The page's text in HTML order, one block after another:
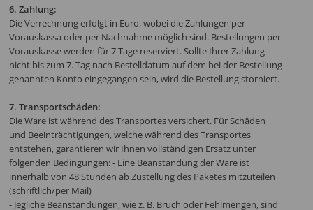
6. Zahlung:
Die Verrechnung erfolgt in Euro, wobei die Zahlungen per
Vorauskassa oder per Nachnahme möglich sind. Bestellungen per
Vorauskasse werden für 7 Tage reserviert. Sollte Ihrer Zahlung
nicht bis zum 7. Tag nach Bestelldatum auf dem bei der Bestellung
genannten Konto eingegangen sein, wird die Bestellung storniert.
7. Transportschäden:
Die Ware ist während des Transportes versichert. Für Schäden
und Beeinträchtigungen, welche während des Transportes
entstehen, garantieren wir Ihnen vollständigen Ersatz unter
folgenden Bedingungen: - Eine Beanstandung der Ware ist
innerhalb von 48 Stunden ab Zustellung des Paketes mitzuteilen
(schriftlich/per Mail)
- Jegliche Beanstandungen, wie z. B. Bruch oder Fehlmengen, sind